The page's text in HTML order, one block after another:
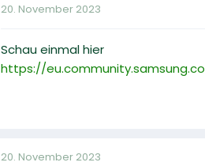
20. November 2023
Schau einmal hier
https://
20. November 2023